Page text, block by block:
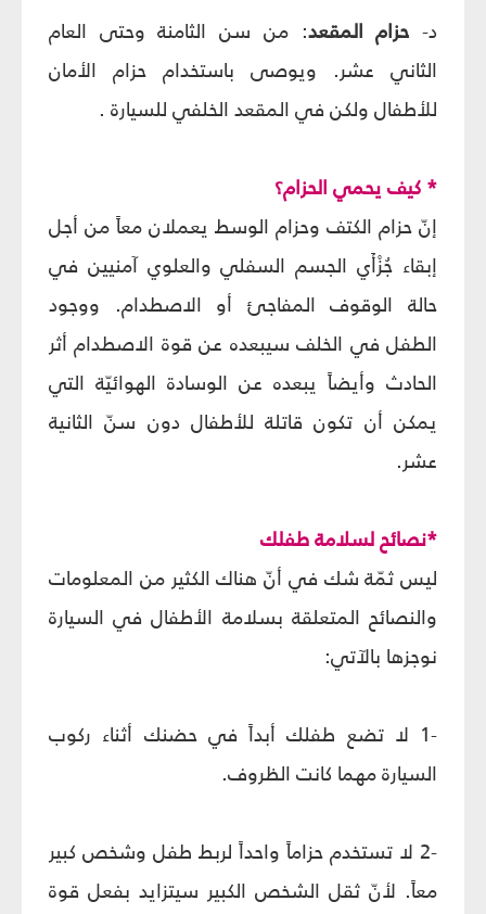
د- حزام المقعد: من سن الثامنة وحتى العام
الثاني عشر. ويوصى باستخدام حزام الأمان
للأطفال ولكن في المقعد الخلفي للسيارة .
* كيف يحمي الحزام؟
إنّ حزام الكتف وحزام الوسط يعملان معاً من أجل
إبقاء جُزْأَي الجسم السفلي والعلوي آمنيين في
حالة الوقوف المفاجئ أو الاصطدام. ووجود
الطفل في الخلف سيبعده عن قوة الاصطدام أثر
الحادث وأيضاً يبعده عن الوسادة الهوائيّة التي
يمكن أن تكون قاتلة للأطفال دون سنّ الثانية
عشر.
*نصائح لسلامة طفلك
ليس ثمّة شك في أنّ هناك الكثير من المعلومات
والنصائح المتعلقة بسلامة الأطفال في السيارة
نوجزها بالآتي:
-1 لا تضع طفلك أبداً في حضنك أثناء ركوب
السيارة مهما كانت الظروف.
-2 لا تستخدم حزاماً واحداً لربط طفل وشخص كبير
معاً. لأنّ ثقل الشخص الكبير سيتزايد بفعل قوة